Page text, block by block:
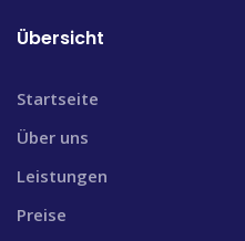
Übersicht
Startseite
Über uns
Leistungen
Preise